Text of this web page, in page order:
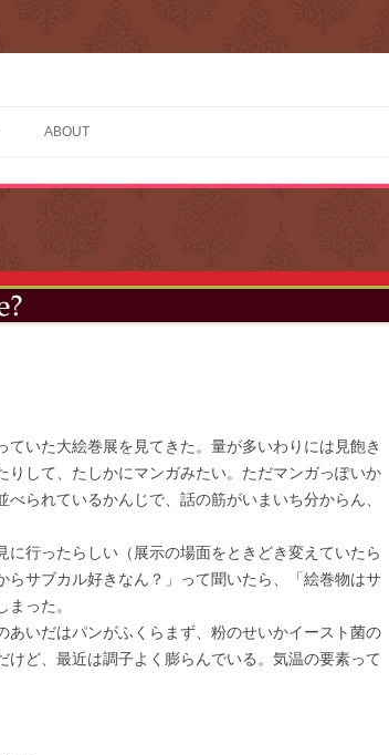
ABOUT
いた大絵巻展を見てきた。量が多いわりには見飽き
して、たしかにマンガみたい。ただマンガっぽいか
られているかんじで、話の筋がいまいち分からん、
行ったらしい（展示の場面をときどき変えていたら
らサブカル好きなん？」って聞いたら、「絵巻物はサ
った。
いだはパンがふくらまず、粉のせいかイースト菌の
ど、最近は調子よく膨らんでいる。気温の要素って